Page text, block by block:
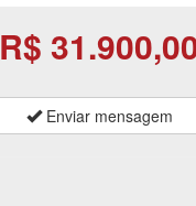
R$
Enviar mensagem